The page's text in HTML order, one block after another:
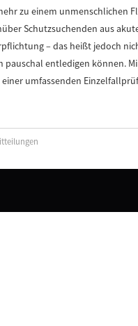
zu einem unmenschlichen
Schutzsuchenden aus
– das heißt jedoch
entledigen können.
umfassenden